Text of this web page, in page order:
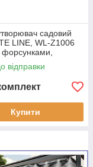
садовий
LINE, WL-Z1006
форсунками,
відправки
Купити